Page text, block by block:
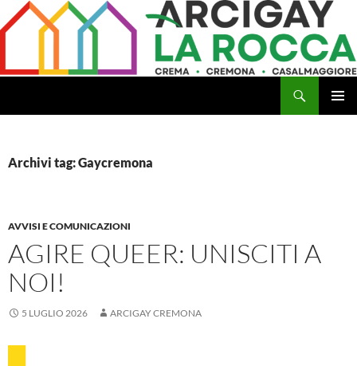
al
Archivi tag: Gaycremona
AVVISI E COMUNICAZIONI
AGIRE QUEER: UNISCITI A
NOI!
5 LUGLIO 2026 ARCIGAY CREMONA